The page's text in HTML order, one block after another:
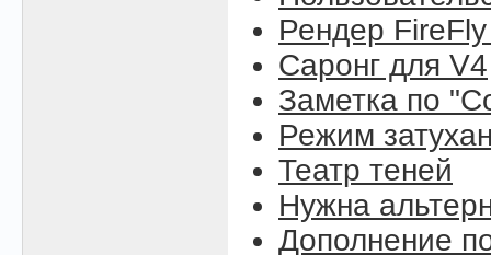
Рендер
Саронг для V4
Заметка по
Режим
Театр теней
Нужна
Дополнение